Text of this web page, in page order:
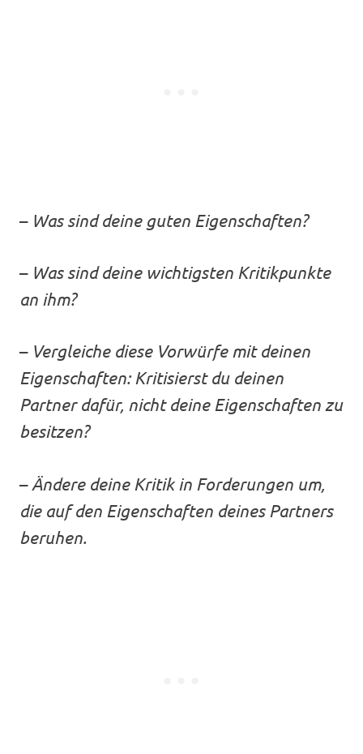
– Was sind deine guten Eigenschaften?
–Was sind deine wichtigsten Kritikpunkte
an ihm?
– Vergleiche diese Vorwürfe mit deinen
Eigenschaften: Kritisierst du deinen
Partner dafür, nicht deine Eigenschaften zu
besitzen?
–Ändere deine Kritik in Forderungen um,
die auf den Eigenschaften deines Partners
beruhen.